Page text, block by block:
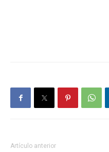
Artículo anterior